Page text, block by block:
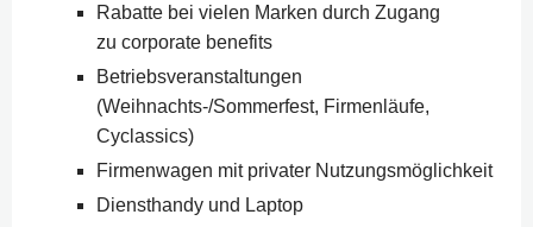
Rabatte bei vielen Marken durch Zugang
zu corporate benefits
Betriebsveranstaltungen
(Weihnachts-/Sommerfest, Firmenläufe,
Cyclassics)
Firmenwagen mit privater Nutzungsmöglichkeit
Diensthandy und Laptop